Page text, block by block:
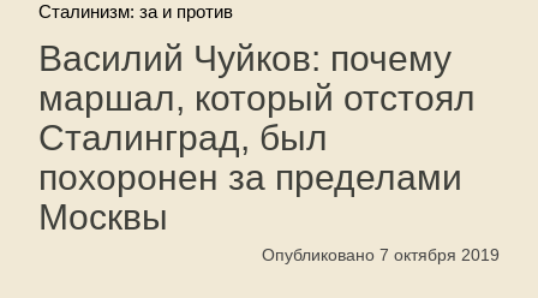
Сталинизм: за и против
Василий Чуйков: почему
маршал, который отстоял
Сталинград, был
похоронен за пределами
Москвы
Опубликовано 7 октября 2019